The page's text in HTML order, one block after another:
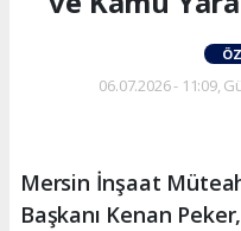
06.07.2026 - 11:09,
Mersin İnşaat
Başkanı Kenan